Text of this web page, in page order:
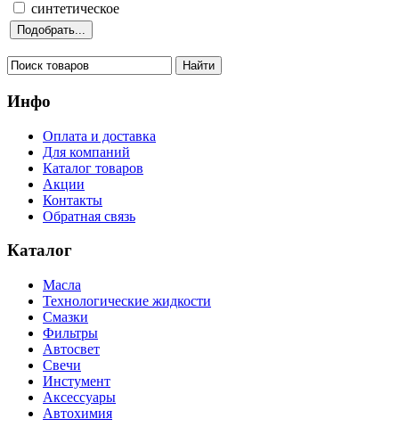
синтетическое
Инфо
Оплата и доставка
Для компаний
Каталог товаров
Акции
Контакты
Обратная связь
Каталог
Масла
Технологические жидкости
Смазки
Фильтры
Автосвет
Свечи
Инстумент
Аксессуары
Автохимия